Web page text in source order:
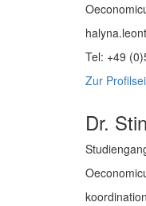
Tel: +49
Zur
Dr.